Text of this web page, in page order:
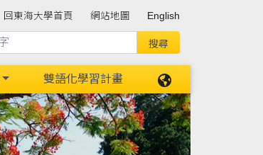
回東海大學首頁 網站地圖 English
雙語化學習計畫